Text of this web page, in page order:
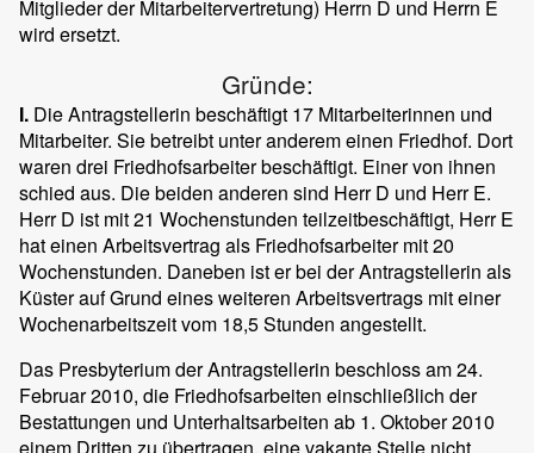
Mitglieder der Mitarbeitervertretung) Herrn D und Herrn E
wird ersetzt.
Gründe:
I. Die Antragstellerin beschäftigt 17 Mitarbeiterinnen und
Mitarbeiter. Sie betreibt unter anderem einen Friedhof. Dort
waren drei Friedhofsarbeiter beschäftigt. Einer von ihnen
schied aus. Die beiden anderen sind Herr D und Herr E.
Herr D ist mit 21 Wochenstunden teilzeitbeschäftigt, Herr E
hat einen Arbeitsvertrag als Friedhofsarbeiter mit 20
Wochenstunden. Daneben ist er bei der Antragstellerin als
Küster auf Grund eines weiteren Arbeitsvertrags mit einer
Wochenarbeitszeit vom 18,5 Stunden angestellt.
Das Presbyterium der Antragstellerin beschloss am 24.
Februar 2010, die Friedhofsarbeiten einschließlich der
Bestattungen und Unterhaltsarbeiten ab 1. Oktober 2010